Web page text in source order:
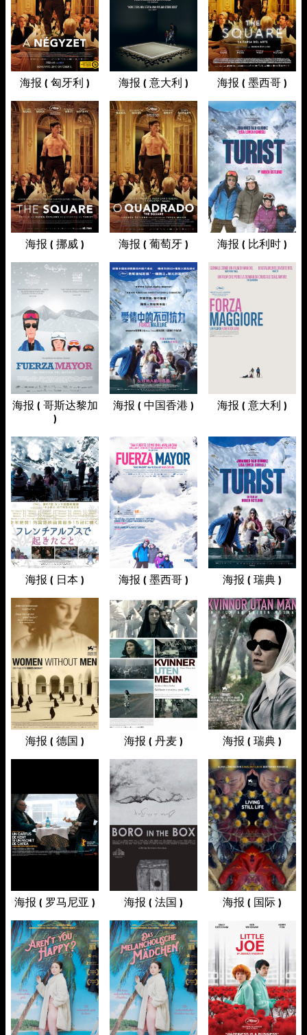
海报 ( 匈牙利 ) 海报 ( 意大利 ) 海报 ( 墨西哥 )
海报 ( 挪威 ) 海报 ( 葡萄牙 ) 海报 ( 比利时 )
海报 ( 哥斯达黎加
)
海报 ( 中国香港 ) 海报 ( 意大利 )
海报 ( 日本 ) 海报 ( 墨西哥 ) 海报 ( 瑞典 )
海报 ( 德国 ) 海报 ( 丹麦 ) 海报 ( 瑞典 )
海报 ( 罗马尼亚 ) 海报 ( 法国 ) 海报 ( 国际 )